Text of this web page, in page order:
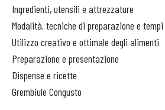
Ingredienti, utensili e attrezzature
Modalità, tecniche di preparazione e
Utilizzo creativo e ottimale degli alimenti
Preparazione e presentazione
Dispense e ricette
Grembiule Congusto